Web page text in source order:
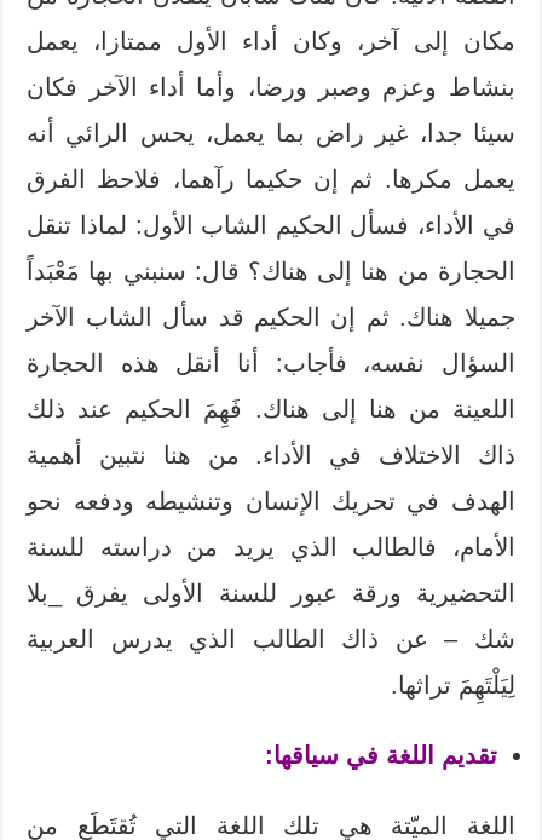
مكان إلى آخر، وكان أداء الأول ممتازا، يعمل
بنشاط وعزم وصبر ورضا، وأما أداء الآخر فكان
سيئا جدا، غير راض بما يعمل، يحس الرائي أنه
يعمل مكرها. ثم إن حكيما رآهما، فلاحظ الفرق
في الأداء، فسأل الحكيم الشاب الأول: لماذا تنقل
الحجارة من هنا إلى هناك؟ قال: سنبني بها مَعْبَداً
جميلا هناك. ثم إن الحكيم قد سأل الشاب الآخر
السؤال نفسه، فأجاب: أنا أنقل هذه الحجارة
اللعينة من هنا إلى هناك. فَهِمَ الحكيم عند ذلك
ذاك الاختلاف في الأداء. من هنا نتبين أهمية
الهدف في تحريك الإنسان وتنشيطه ودفعه نحو
الأمام، فالطالب الذي يريد من دراسته للسنة
التحضيرية ورقة عبور للسنة الأولى يفرق _بلا
شك – عن ذاك الطالب الذي يدرس العربية
لِيَلْتَهِمَ تراثها.
تقديم اللغة في سياقها:
اللغة الميّتة هي تلك اللغة التي تُقتَطَع من